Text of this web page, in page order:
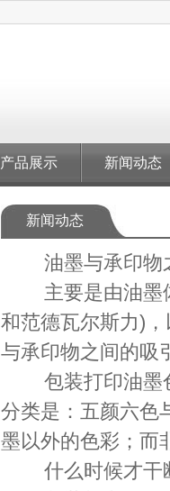
产品展示 新闻动态
新闻动态
油墨与承印物
主要是由油墨体
和范德瓦尔斯力)
与承印物之间的吸
包装打印油墨色
分类是：五颜六色
墨以外的色彩；而
什么时候才干